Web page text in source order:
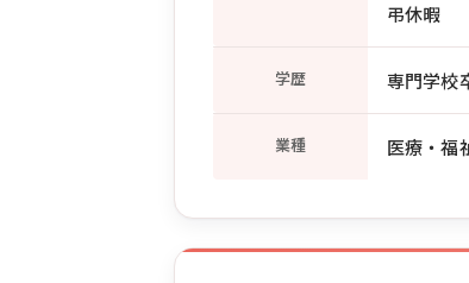
弔休暇
学歴 専門学校
業種 医療・福